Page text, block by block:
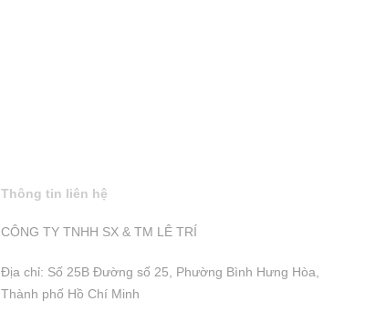
Thông tin liên hệ
CÔNG TY TNHH SX & TM LÊ TRÍ
Địa chỉ: Số 25B Đường số 25, Phường Bình Hưng Hòa,
Thành phố Hồ Chí Minh